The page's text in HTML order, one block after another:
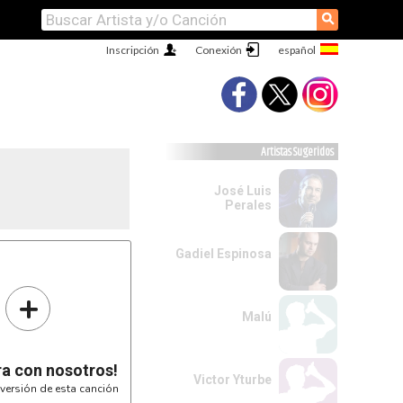
⚲
Conexión
Inscripción
,
asi ¡llamame!
+
con nosotros!
de esta canción
Artistas Sugeridos
José Luis
Perales
Gadiel Espinosa
Malú
Victor Yturbe